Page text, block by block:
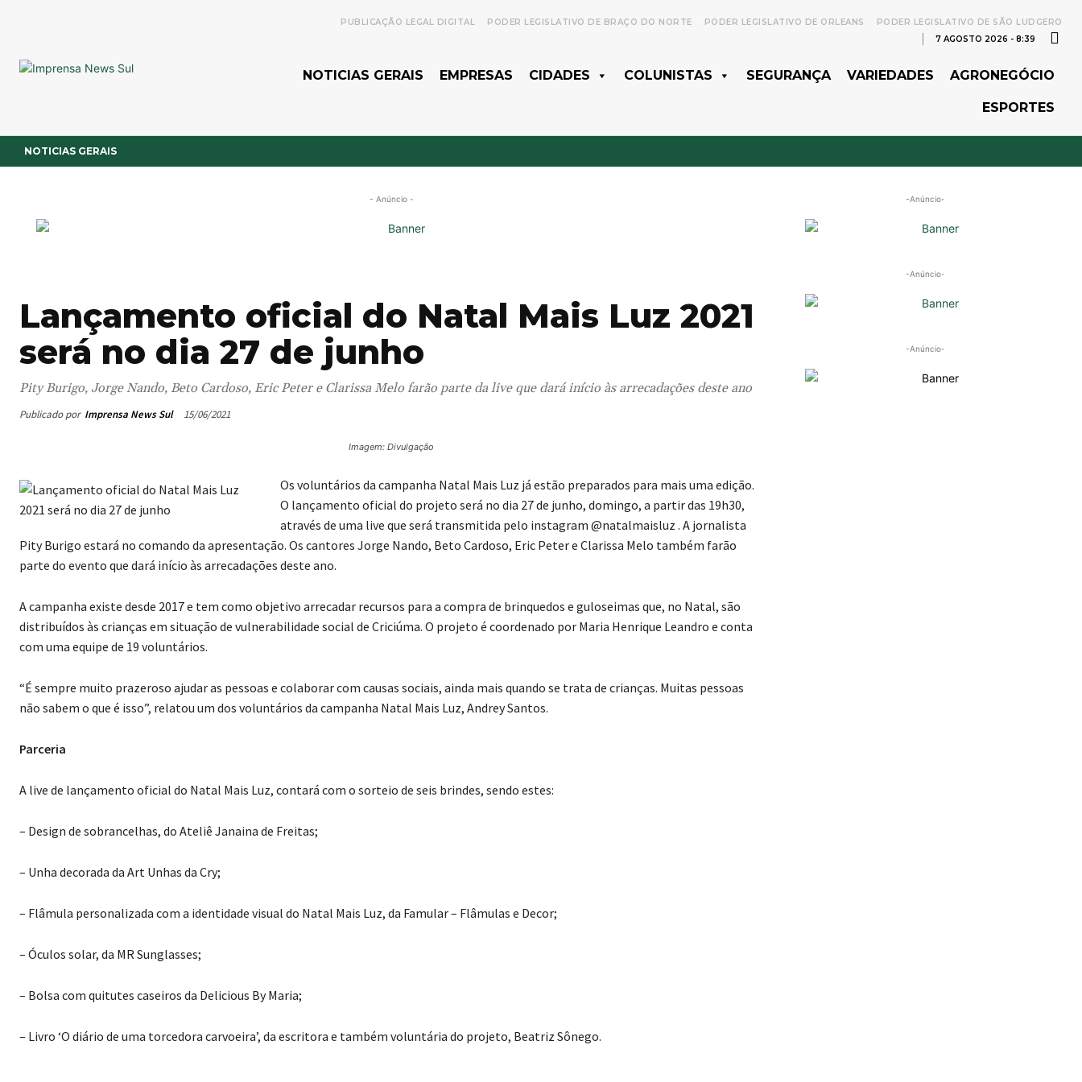
PUBLICAÇÃO LEGAL DIGITAL PODER LEGISLATIVO DE BRAÇO DO NORTE PODER LEGISLATIVO DE ORLEANS
PODER LEGISLATIVO DE SÃO LUDGERO
7 AGOSTO 2026 - 8:39
NOTICIAS GERAIS EMPRESAS CIDADES COLUNISTAS SEGURANÇA VARIEDADES AGRONEGÓCIO
ESPORTES
NOTICIAS GERAIS
- Anúncio -
Lançamento oficial do Natal Mais Luz 2021
será no dia 27 de junho
Pity Burigo, Jorge Nando, Beto Cardoso, Eric Peter e Clarissa Melo farão parte da live que dará início às arrecadações deste ano
Publicado por Imprensa News Sul 15/06/2021
Imagem: Divulgação
Os voluntários da campanha Natal Mais Luz já estão preparados para mais uma edição.
O lançamento oficial do projeto será no dia 27 de junho, domingo, a partir das 19h30,
através de uma live que será transmitida pelo instagram @natalmaisluz . A jornalista
Pity Burigo estará no comando da apresentação. Os cantores Jorge Nando, Beto Cardoso, Eric Peter e Clarissa Melo também farão
parte do evento que dará início às arrecadações deste ano.
A campanha existe desde 2017 e tem como objetivo arrecadar recursos para a compra de brinquedos e guloseimas que, no Natal, são
distribuídos às crianças em situação de vulnerabilidade social de Criciúma. O projeto é coordenado por Maria Henrique Leandro e conta
com uma equipe de 19 voluntários.
“É sempre muito prazeroso ajudar as pessoas e colaborar com causas sociais, ainda mais quando se trata de crianças. Muitas pessoas
não sabem o que é isso”, relatou um dos voluntários da campanha Natal Mais Luz, Andrey Santos.
Parceria
A live de lançamento oficial do Natal Mais Luz, contará com o sorteio de seis brindes, sendo estes:
– Design de sobrancelhas, do Ateliê Janaina de Freitas;
– Unha decorada da Art Unhas da Cry;
– Flâmula personalizada com a identidade visual do Natal Mais Luz, da Famular – Flâmulas e Decor;
– Óculos solar, da MR Sunglasses;
– Bolsa com quitutes caseiros da Delicious By Maria;
– Livro ‘O diário de uma torcedora carvoeira’, da escritora e também voluntária do projeto, Beatriz Sônego.
-Anúncio-
-Anúncio-
-Anúncio-